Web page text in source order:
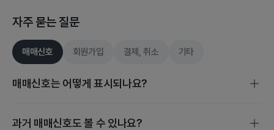
자주 묻는 질문
매매신호 회원가입 결제, 취소 기타
매매신호는 어떻게 표시되나요?
매매신호는 스마트 스코어, 밸류에이션, 수급 분석을 기준으로
과거 매매신호도 볼 수 있나요?